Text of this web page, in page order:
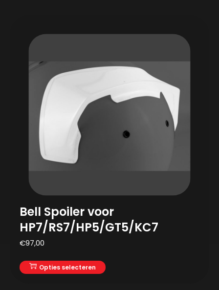
Bell Spoiler voor
HP7/RS7/HP5/GT5/KC7
€97,00
Opties selecteren